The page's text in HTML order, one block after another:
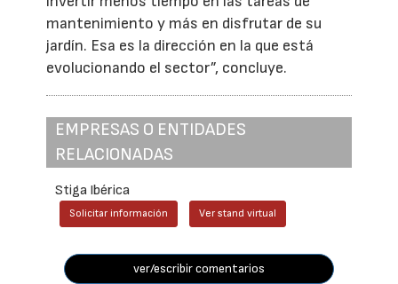
mantenimiento y más en disfrutar de su
jardín. Esa es la dirección en la que está
evolucionando el sector”, concluye.
EMPRESAS O ENTIDADES
RELACIONADAS
Stiga Ibérica
Solicitar información Ver stand virtual
ver/escribir comentarios